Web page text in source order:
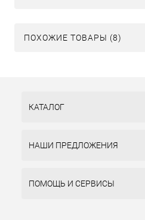
ПОХОЖИЕ ТОВАРЫ (8)
КАТАЛОГ
НАШИ ПРЕДЛОЖЕНИЯ
ПОМОЩЬ И СЕРВИСЫ